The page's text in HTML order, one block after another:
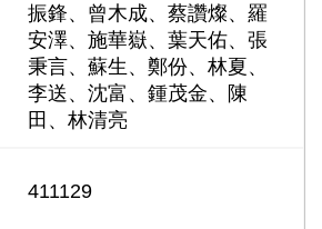
振鋒、曾木成、蔡讚燦、羅
安澤、施華嶽、葉天佑、張
秉言、蘇生、鄭份、林夏、
李送、沈富、鍾茂金、陳
田、林清亮
411129